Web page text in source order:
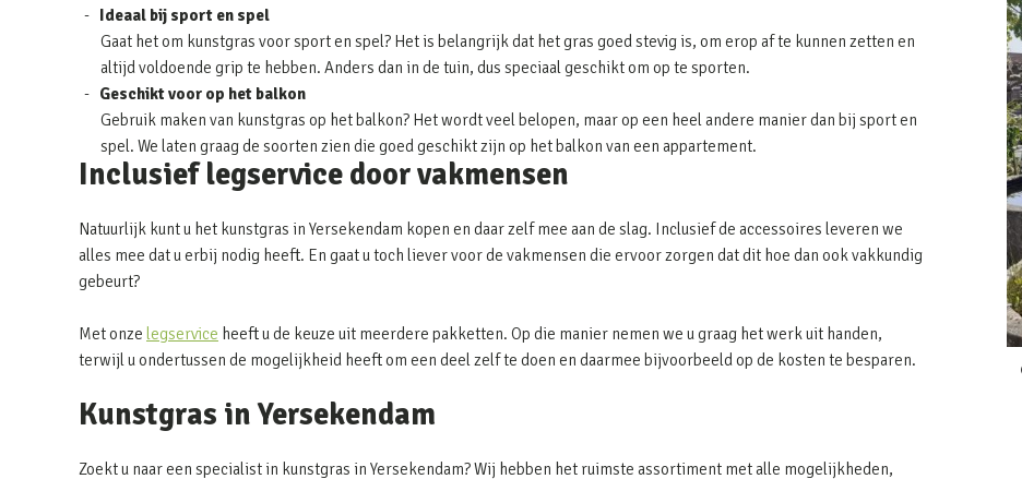
Ideaal bij sport en spel
Gaat het om kunstgras voor sport en spel? Het is belangrijk dat het gras goed stevig is, om erop af te kunnen zetten en
altijd voldoende grip te hebben. Anders dan in de tuin, dus speciaal geschikt om op te sporten.
Geschikt voor op het balkon
Gebruik maken van kunstgras op het balkon? Het wordt veel belopen, maar op een heel andere manier dan bij sport en
spel. We laten graag de soorten zien die goed geschikt zijn op het balkon van een appartement.
Inclusief legservice door vakmensen
Natuurlijk kunt u het kunstgras in Yersekendam kopen en daar zelf mee aan de slag. Inclusief de accessoires leveren we
alles mee dat u erbij nodig heeft. En gaat u toch liever voor de vakmensen die ervoor zorgen dat dit hoe dan ook vakkundig
gebeurt?
Met onze legservice heeft u de keuze uit meerdere pakketten. Op die manier nemen we u graag het werk uit handen,
terwijl u ondertussen de mogelijkheid heeft om een deel zelf te doen en daarmee bijvoorbeeld op de kosten te besparen.
Kunstgras in Yersekendam
Zoekt u naar een specialist in kunstgras in Yersekendam? Wij hebben het ruimste assortiment met alle mogelijkheden,